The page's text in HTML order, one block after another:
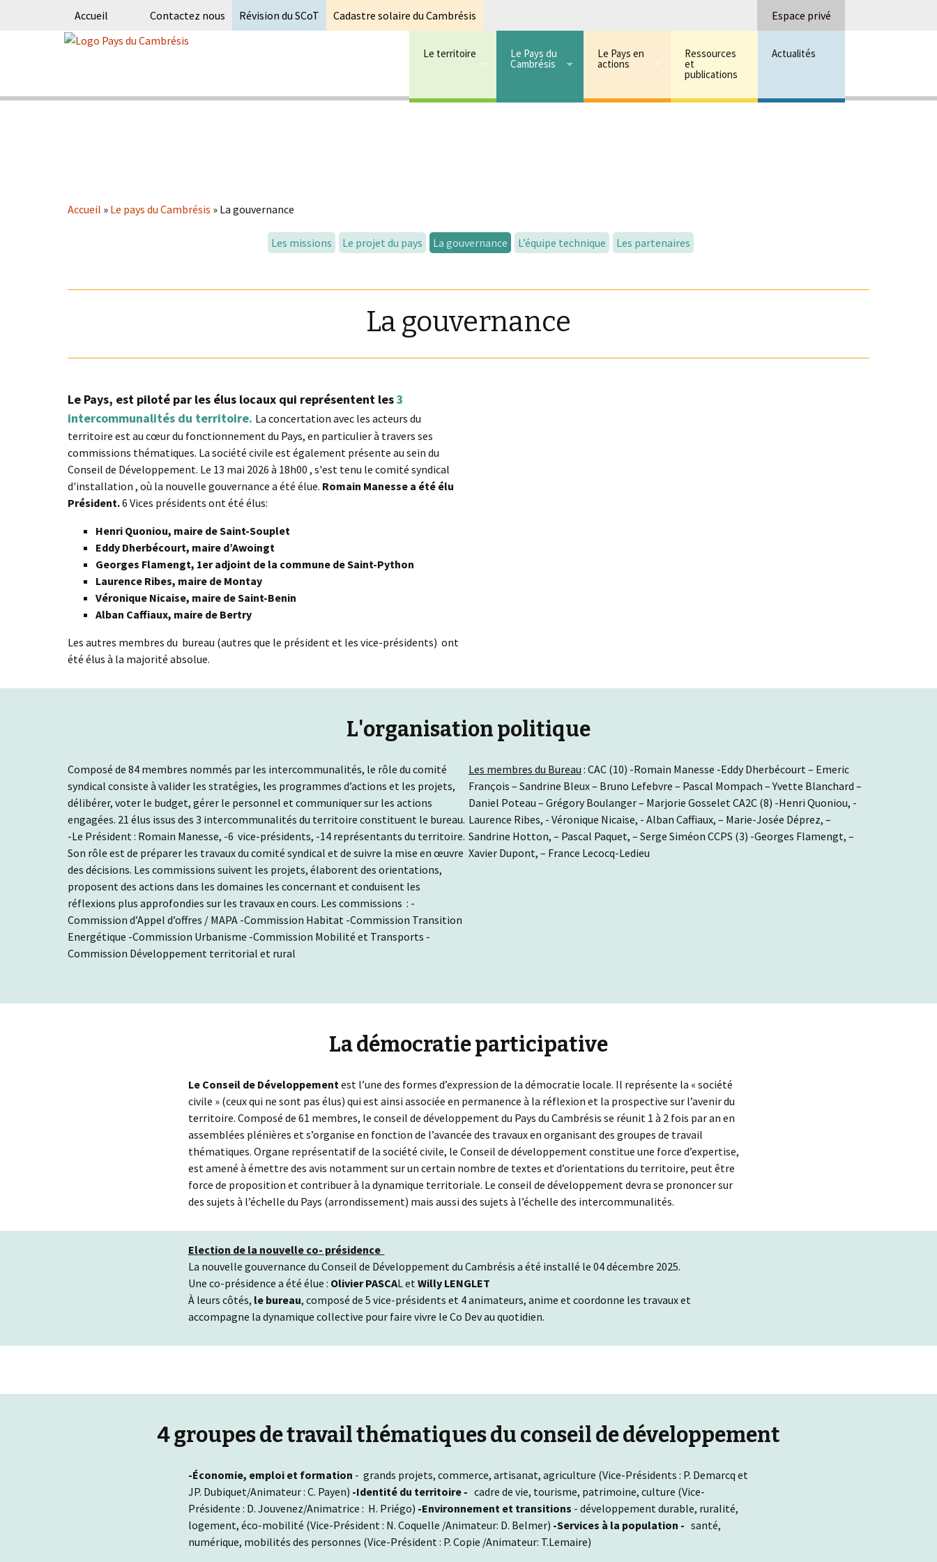
Accueil Contactez nous Révision du SCoT Cadastre solaire du Cambrésis Espace privé
Le territoire Le Pays du
Cambrésis
Le Pays en
actions
Ressources
et
publications
Actualités
Accueil » Le pays du Cambrésis » La gouvernance
Les missions Le projet du pays La gouvernance L’équipe technique Les partenaires
La gouvernance
Le Pays, est piloté par les élus locaux qui représentent les3
intercommunalités du territoire. La concertation avec les acteurs du
territoire est au cœur du fonctionnement du Pays, en particulier à travers ses
commissions thématiques. La société civile est également présente au sein du
Conseil de Développement. Le 13 mai 2026 à 18h00 , s'est tenu le comité syndical
d'installation , où la nouvelle gouvernance a été élue. Romain Manesse a été élu
Président.6 Vices présidents ont été élus:
Henri Quoniou, maire de Saint-Souplet
Eddy Dherbécourt, maire d’Awoingt
Georges Flamengt, 1er adjoint de la commune de Saint-Python
Laurence Ribes, maire de Montay
Véronique Nicaise, maire de Saint-Benin
Alban Caffiaux, maire de Bertry
Les autres membres du bureau (autres que le président et les vice-présidents) ont
été élus à la majorité absolue.
L'organisation politique
Composé de 84 membres nommés par les intercommunalités, le rôle du comité
syndical consiste à valider les stratégies, les programmes d’actions et les projets,
délibérer, voter le budget, gérer le personnel et communiquer sur les actions
engagées. 21 élus issus des 3 intercommunalités du territoire constituent le bureau.
-Le Président : Romain Manesse, -6 vice-présidents, -14 représentants du territoire.
Son rôle est de préparer les travaux du comité syndical et de suivre la mise en œuvre
des décisions. Les commissions suivent les projets, élaborent des orientations,
proposent des actions dans les domaines les concernant et conduisent les
réflexions plus approfondies sur les travaux en cours. Les commissions : -
Commission d’Appel d’offres / MAPA -Commission Habitat -Commission Transition
Energétique -Commission Urbanisme -Commission Mobilité et Transports -
Commission Développement territorial et rural
Les membres du Bureau : CAC (10) -Romain Manesse -Eddy Dherbécourt – Emeric
François – Sandrine Bleux – Bruno Lefebvre – Pascal Mompach – Yvette Blanchard –
Daniel Poteau – Grégory Boulanger – Marjorie Gosselet CA2C (8) -Henri Quoniou, -
Laurence Ribes, - Véronique Nicaise, - Alban Caffiaux, – Marie-Josée Déprez, –
Sandrine Hotton, – Pascal Paquet, – Serge Siméon CCPS (3) -Georges Flamengt, –
Xavier Dupont, – France Lecocq-Ledieu
La démocratie participative
Le Conseil de Développementest l’une des formes d’expression de la démocratie locale. Il représente la « société
civile » (ceux qui ne sont pas élus) qui est ainsi associée en permanence à la réflexion et la prospective sur l’avenir du
territoire. Composé de 61 membres, le conseil de développement du Pays du Cambrésis se réunit 1 à 2 fois par an en
assemblées plénières et s’organise en fonction de l’avancée des travaux en organisant des groupes de travail
thématiques. Organe représentatif de la société civile, le Conseil de développement constitue une force d’expertise,
est amené à émettre des avis notamment sur un certain nombre de textes et d’orientations du territoire, peut être
force de proposition et contribuer à la dynamique territoriale. Le conseil de développement devra se prononcer sur
des sujets à l’échelle du Pays (arrondissement) mais aussi des sujets à l’échelle des intercommunalités.
Election de la nouvelle co- présidence
La nouvelle gouvernance du Conseil de Développement du Cambrésis a été installé le 04 décembre 2025.
Une co-présidence a été élue : Olivier PASCAL etWilly LENGLET
À leurs côtés, le bureau, composé de 5 vice-présidents et 4 animateurs, anime et coordonne les travaux et
accompagne la dynamique collective pour faire vivre le Co Dev au quotidien.
4 groupes de travail thématiques du conseil de développement
-Économie, emploi et formation - grands projets, commerce, artisanat, agriculture (Vice-Présidents : P. Demarcq et
JP. Dubiquet/Animateur : C. Payen) -Identité du territoire - cadre de vie, tourisme, patrimoine, culture (Vice-
Présidente : D. Jouvenez/Animatrice : H. Priégo) -Environnement et transitions - développement durable, ruralité,
logement, éco-mobilité (Vice-Président : N. Coquelle /Animateur: D. Belmer) -Services à la population - santé,
numérique, mobilités des personnes (Vice-Président : P. Copie /Animateur: T.Lemaire)